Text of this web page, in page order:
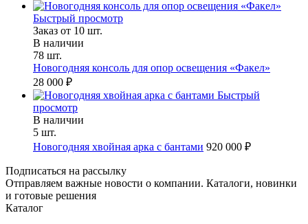
Быстрый просмотр
Заказ от 10 шт.
В наличии
78 шт.
Новогодняя консоль для опор освещения «Факел»
28 000 ₽
Быстрый
просмотр
В наличии
5 шт.
Новогодняя хвойная арка с бантами 920 000 ₽
Подписаться на рассылку
Отправляем важные новости о компании. Каталоги, новинки
и готовые решения
Каталог